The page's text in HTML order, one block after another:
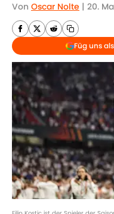
Von Oscar Nolte | 20.
Füg uns